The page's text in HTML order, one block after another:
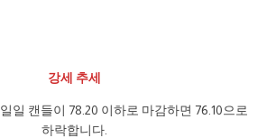
강세 추세
일일 캔들이 78.20 이하로 마감하면 76.10으로
하락합니다.